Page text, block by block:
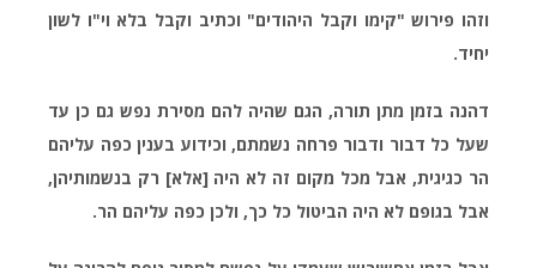
וזהו פירוש "קימו וקבל היהודים" וכתיב וקבל בלא וי"ו לשון
יחיד.
דהנה בזמן מתן תורה, הגם שהיה להם מסירת נפש גם כן עד
שעל כל דבור ודבור פרחה נשמתם, וכידוע בענין כפה עליהם
הר כגיגית, אבל מכל מקום זה לא היה [אלא] רק בנשמותיהן,
אבל בגופם לא היה הביטול כל כך, ולכן כפה עליהם הר.